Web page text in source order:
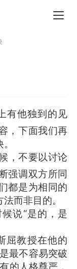
有他独到的见
，下面我们再
，不要以讨论
强调双方所同
都是为相同的
而非目的。
说“是的，是
屈教授在他的
最不容易突破
的人格尊严，